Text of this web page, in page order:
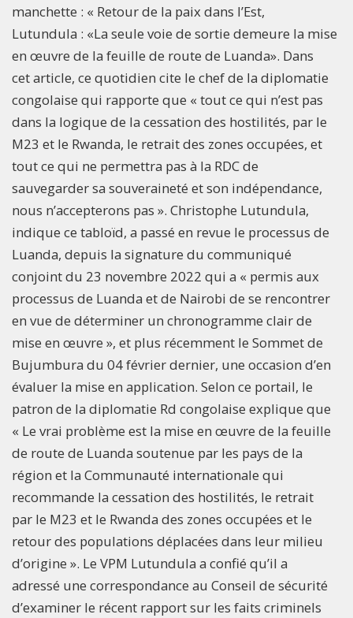
manchette : « Retour de la paix dans l’Est,
Lutundula : «La seule voie de sortie demeure la mise
en œuvre de la feuille de route de Luanda». Dans
cet article, ce quotidien cite le chef de la diplomatie
congolaise qui rapporte que « tout ce qui n’est pas
dans la logique de la cessation des hostilités, par le
M23 et le Rwanda, le retrait des zones occupées, et
tout ce qui ne permettra pas à la RDC de
sauvegarder sa souveraineté et son indépendance,
nous n’accepterons pas ». Christophe Lutundula,
indique ce tabloïd, a passé en revue le processus de
Luanda, depuis la signature du communiqué
conjoint du 23 novembre 2022 qui a « permis aux
processus de Luanda et de Nairobi de se rencontrer
en vue de déterminer un chronogramme clair de
mise en œuvre », et plus récemment le Sommet de
Bujumbura du 04 février dernier, une occasion d’en
évaluer la mise en application. Selon ce portail, le
patron de la diplomatie Rd congolaise explique que
« Le vrai problème est la mise en œuvre de la feuille
de route de Luanda soutenue par les pays de la
région et la Communauté internationale qui
recommande la cessation des hostilités, le retrait
par le M23 et le Rwanda des zones occupées et le
retour des populations déplacées dans leur milieu
d’origine ». Le VPM Lutundula a confié qu’il a
adressé une correspondance au Conseil de sécurité
d’examiner le récent rapport sur les faits criminels